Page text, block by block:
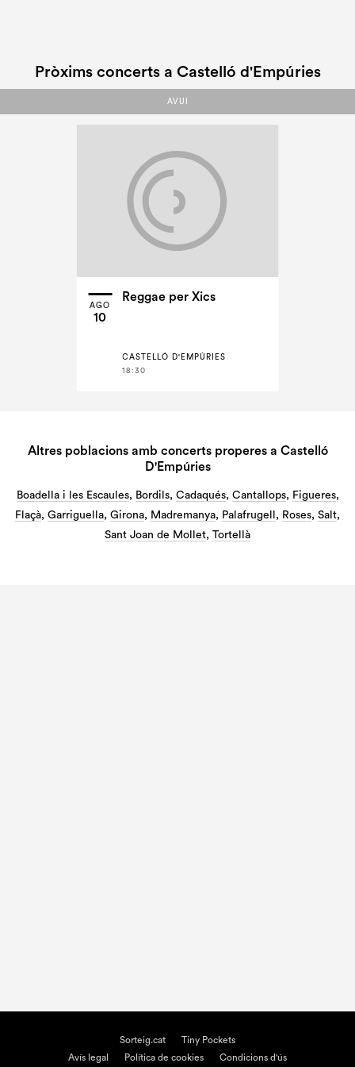
Pròxims concerts a Castelló d'Empúries
AVUI
AVUI
AGO
10
Reggae per Xics
CASTELLÓ D'EMPÚRIES
18:30
Altres poblacions amb concerts properes a Castelló
D'Empúries
Boadella i les Escaules, Bordils, Cadaqués, Cantallops, Figueres,
Flaçà, Garriguella, Girona, Madremanya, Palafrugell , Roses, Salt,
Sant Joan de Mollet, Tortellà
Sorteig.cat
Tiny Pockets
Avís legal
Política de cookies Condicions d'ús